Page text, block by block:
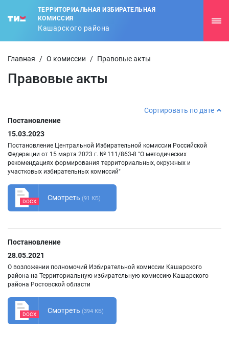
ТЕРРИТОРИАЛЬНАЯ ИЗБИРАТЕЛЬНАЯ
КОМИССИЯ
Кашарского района
Главная / О комиссии / Правовые акты
Правовые акты
Сортировать по дате
Постановление
15.03.2023
Постановление Центральной Избирательной комиссии Российской
Федерации от 15 марта 2023 г. № 111/863-8 "О методических
рекомендациях формирования территориальных, окружных и
участковых избирательных комиссий"
DOCX Смотреть (91 КБ)
Постановление
28.05.2021
О возложении полномочий Избирательной комиссии Кашарского
района на Территориальную избирательную комиссию Кашарского
района Ростовской области
DOCX Смотреть (394 КБ)